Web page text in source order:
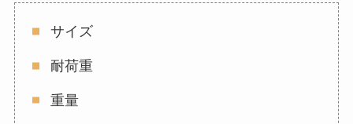
サイズ
耐荷重
重量